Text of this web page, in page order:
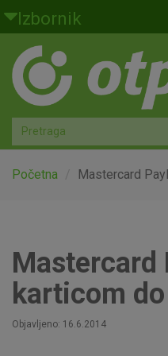
Skoči na glavni sadržaj
Izbornik
Građani
Privatno bankarstvo
Agro
Mala poduzeća i obrtnici
Globalna tržišta
Faktoring
O nama
Početna Mastercard
Mastercard
karticom
Objavljeno: 16.6.2014